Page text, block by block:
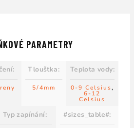
PARAMETRY
: Tloušťka:
5/4mm
Teplota vody:
0-9 Celsius,
6-12
Celsius
Typ zapínání: #sizes_table#: